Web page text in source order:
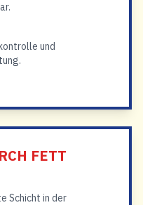
und
FETT
Schicht in der